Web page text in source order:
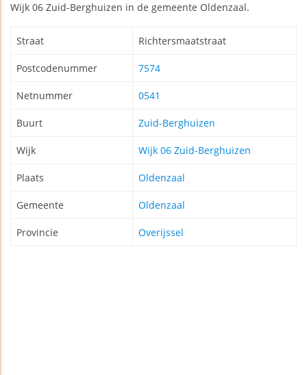
Wijk 06 Zuid-Berghuizen in de gemeente Oldenzaal.
Straat Richtersmaatstraat
Postcodenummer 7574
Netnummer 0541
Buurt Zuid-Berghuizen
Wijk Wijk 06 Zuid-Berghuizen
Plaats Oldenzaal
Gemeente Oldenzaal
Provincie Overijssel